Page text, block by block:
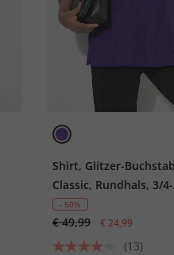
Shirt, Glitzer-
Classic, Rundhals, 3/
- 50%
€ 49,99 € 24,99
(13)